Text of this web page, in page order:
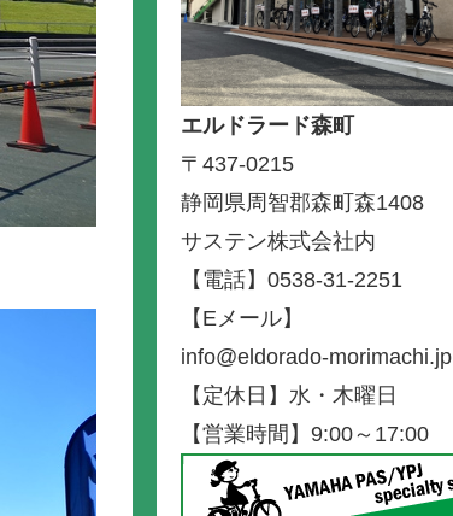
エルドラード森町
〒437-0215
静岡県周智郡森町森1408
サステン株式会社内
【電話】0538-31-2251
【Eメール】
info@eldorado-morimachi.jp
【定休日】水・木曜日
【営業時間】9:00～17:00